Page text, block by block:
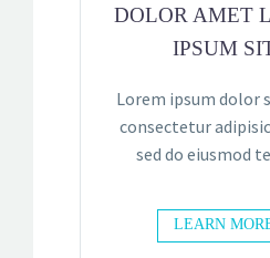
DOLOR AMET
IPSUM
Lorem ipsum dolor
consectetur
sed do eiusmod
LEARN